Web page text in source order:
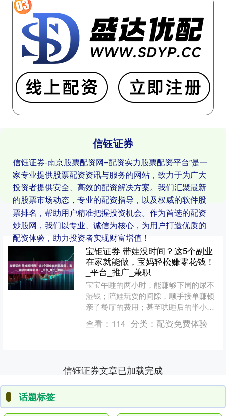
信钰证券
信钰证券-南京股票配资网=配资实力股票配资平台”是一
家专业提供股票配资资讯与服务的网站，致力于为广大
投资者提供安全、高效的配资解决方案。我们汇聚最新
的股票市场动态，专业的配资指导，以及权威的软件股
票排名，帮助用户精准把握投资机会。作为首选的配资
炒股网，我们以专业、诚信为核心，为用户打造优质的
配资体验，助力投资者实现财富增值！
宝钜证券 带娃没时间？这5个副业
在家就能做，宝妈轻松赚零花钱！
_平台_推广_兼职
宝宝午睡的两小时，能赚够下周的尿不
湿钱；陪娃玩耍的间隙，顺手接单赚顿
亲子餐厅的费用；甚至哄睡后的半小
时，就能攒出下个月的绘本基金…… 这
样的场景，曾是许多宝妈的....
查看： 114 分类： 配资免费体验
信钰证券文章已加载完成
话题标签